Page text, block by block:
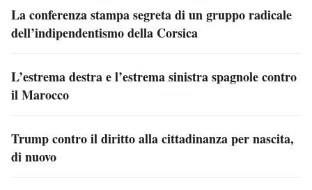
La conferenza stampa segreta di un gruppo radicale
dell’indipendentismo della Corsica
L’estrema destra e l’estrema sinistra spagnole contro
il Marocco
Trump contro il diritto alla cittadinanza per nascita,
di nuovo